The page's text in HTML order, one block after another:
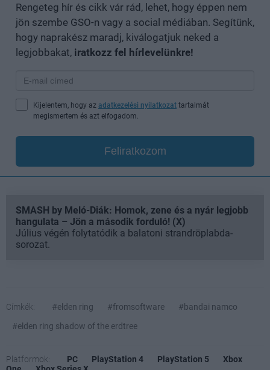
Rengeteg hír és cikk vár rád, lehet, hogy éppen nem
jön szembe GSO-n vagy a social médiában. Segítünk,
hogy naprakész maradj, kiválogatjuk neked a
legjobbakat, iratkozz fel hírlevelünkre!
Kijelentem, hogy az adatkezelési nyilatkozat tartalmát
megismertem és azt elfogadom.
Feliratkozom
SMASH by Meló-Diák: Homok, zene és a nyár legjobb
hangulata – Jön a második forduló! (X)
Július végén folytatódik a balatoni strandröplabda-
sorozat.
Címkék: #elden ring #fromsoftware
#bandai namco
#elden ring shadow of the erdtree
Platformok: PC PlayStation 4 PlayStation 5
Xbox